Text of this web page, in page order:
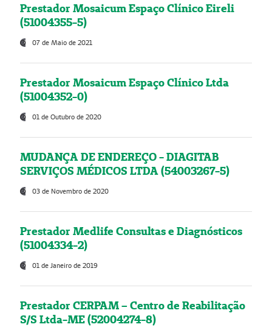
Prestador Mosaicum Espaço Clínico Eireli
(51004355-5)
07 de Maio de 2021
Prestador Mosaicum Espaço Clínico Ltda
(51004352-0)
01 de Outubro de 2020
MUDANÇA DE ENDEREÇO - DIAGITAB
SERVIÇOS MÉDICOS LTDA (54003267-5)
03 de Novembro de 2020
Prestador Medlife Consultas e Diagnósticos
(51004334-2)
01 de Janeiro de 2019
Prestador CERPAM – Centro de Reabilitação
S/S Ltda-ME (52004274-8)